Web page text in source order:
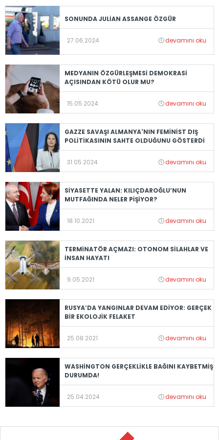
SONUNDA JULİAN ASSANGE ÖZGÜR
27.06.2024 devamını oku
MEDYANIN ÖZGÜRLEŞMESİ DEMOKRASİ
AÇISINDAN KÖTÜ OLUR MU?
15.05.2024 devamını oku
GAZZE SAVAŞI ALMANYA'NIN FEMİNİST DIŞ
POLİTİKASININ SAHTE OLDUĞUNU GÖSTERDİ
31.05.2024 devamını oku
SİYASETTE YALAN: KILIÇDAROĞLU’NUN
MUTFAĞINDA NELER PİŞİYOR?
18.10.2021 devamını oku
TERMİNATÖR AÇMAZI: OTONOM SİLAHLAR VE
İNSAN HAYATI
9.05.2021 devamını oku
RUSYA’DA YANGINLAR DEVAM EDİYOR: GERÇEK
BİR EKOLOJİK FELAKET
25.08.2021 devamını oku
WASHİNGTON GERÇEKLİKLE BAĞINI KAYBETMİŞ
DURUMDA!
25.04.2024 devamını oku